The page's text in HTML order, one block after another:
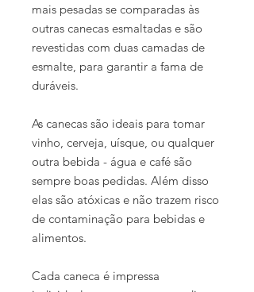
mais pesadas se comparadas às
outras canecas esmaltadas e são
revestidas com duas camadas de
esmalte , para garantir a fama de
duráveis.
As canecas são ideais para tomar
vinho, cerveja, uísque, ou qualquer
outra bebida - água e café são
sempre boas pedidas. Além disso
elas são atóxicas e não trazem risco
de contaminação para bebidas e
alimentos.
Cada caneca é impressa